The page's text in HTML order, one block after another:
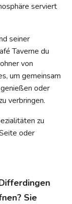
serviert
seiner
Taverne du
von
um gemeinsam
oder
verbringen.
zu
oder
Sie